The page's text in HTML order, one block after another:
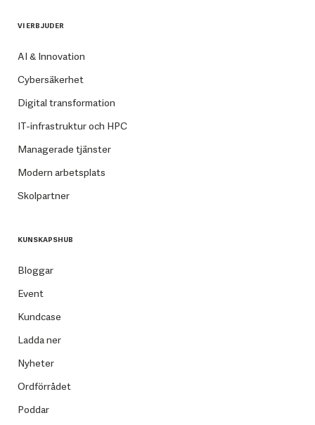
VI ERBJUDER
AI & Innovation
Cybersäkerhet
Digital transformation
IT-infrastruktur och HPC
Managerade tjänster
Modern arbetsplats
Skolpartner
KUNSKAPSHUB
Bloggar
Event
Kundcase
Ladda ner
Nyheter
Ordförrådet
Poddar